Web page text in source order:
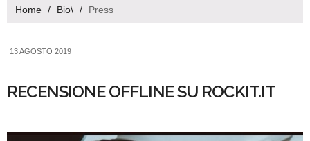
Home / Bio\ / Press
13 AGOSTO 2019
RECENSIONE OFFLINE SU ROCKIT.IT